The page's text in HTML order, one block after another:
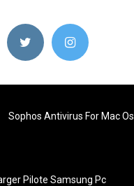
Sophos Antivirus For Mac Os
Pilote Samsung Pc